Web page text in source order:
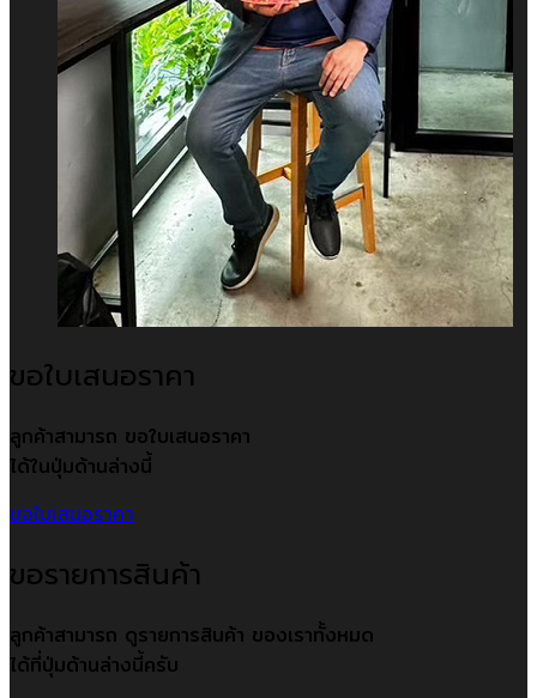
ขอใบเสนอราคา
ลูกค้าสามารถ ขอใบเสนอราคา
ได้ในปุ่มด้านล่างนี้
ขอใบเสนอราคา
ขอรายการสินค้า
ลูกค้าสามารถ ดูรายการสินค้า ของเราทั้งหมด
ได้ที่ปุ่มด้านล่างนี้ครับ